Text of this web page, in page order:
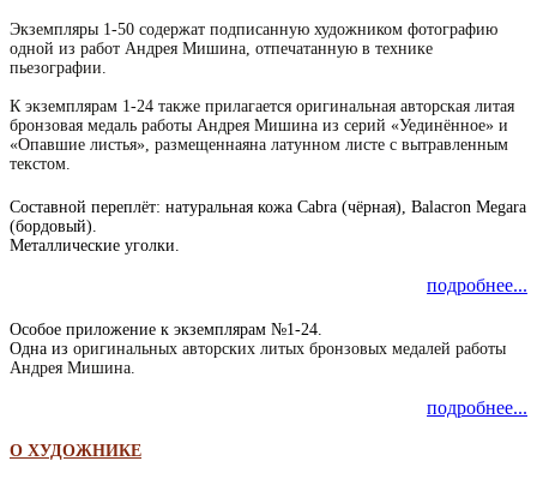
Экземпляры 1-50 содержат подписанную художником фотографию
одной из работ Андрея Мишина, отпечатанную в технике
пьезографии.
К экземплярам 1-24 также прилагается оригинальная авторская литая
бронзовая медаль работы Андрея Мишина из серий «Уединённое» и
«Опавшие листья», размещеннаяна латунном листе с вытравленным
текстом.
Составной переплёт: натуральная кожа Cabra (чёрная) , Balacron Megara
(бордовый).
Металлические уголки.
подробнее...
Особое приложение к экземплярам №1-24.
Одна из оригинальных авторских литых бронзовых медалей работы
Андрея Мишина.
подробнее...
О ХУДОЖНИКЕ